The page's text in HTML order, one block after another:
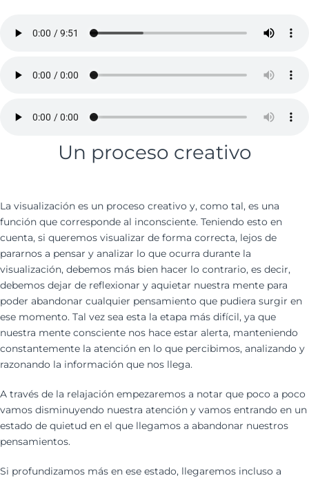
Un proceso creativo
La visualización es un proceso creativo y, como tal, es una
función que corresponde al inconsciente. Teniendo esto en
cuenta, si queremos visualizar de forma correcta, lejos de
pararnos a pensar y analizar lo que ocurra durante la
visualización, debemos más bien hacer lo contrario, es decir,
debemos dejar de reflexionar y aquietar nuestra mente para
poder abandonar cualquier pensamiento que pudiera surgir en
ese momento. Tal vez sea esta la etapa más difícil, ya que
nuestra mente consciente nos hace estar alerta, manteniendo
constantemente la atención en lo que percibimos, analizando y
razonando la información que nos llega.
A través de la relajación empezaremos a notar que poco a poco
vamos disminuyendo nuestra atención y vamos entrando en un
estado de quietud en el que llegamos a abandonar nuestros
pensamientos.
Si profundizamos más en ese estado, llegaremos incluso a